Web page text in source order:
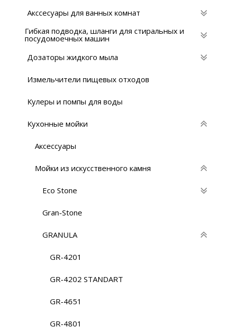
Акссесуары для ванных комнат
Гибкая подводка, шланги для стиральных и
посудомоечных машин
Дозаторы жидкого мыла
Измельчители пищевых отходов
Кулеры и помпы для воды
Кухонные мойки
Аксессуары
Мойки из искусственного камня
Eco Stone
Gran-Stone
GRANULA
GR-4201
GR-4202 STANDART
GR-4651
GR-4801